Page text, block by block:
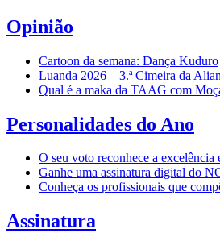
Opinião
Cartoon da semana: Dança Kuduro
Luanda 2026 – 3.ª Cimeira da
Qual é a maka da TAAG com
Personalidades do Ano
O seu voto reconhece a excelência
Ganhe uma assinatura digital do
Conheça os profissionais que
Assinatura